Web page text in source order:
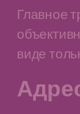
Главное
виде